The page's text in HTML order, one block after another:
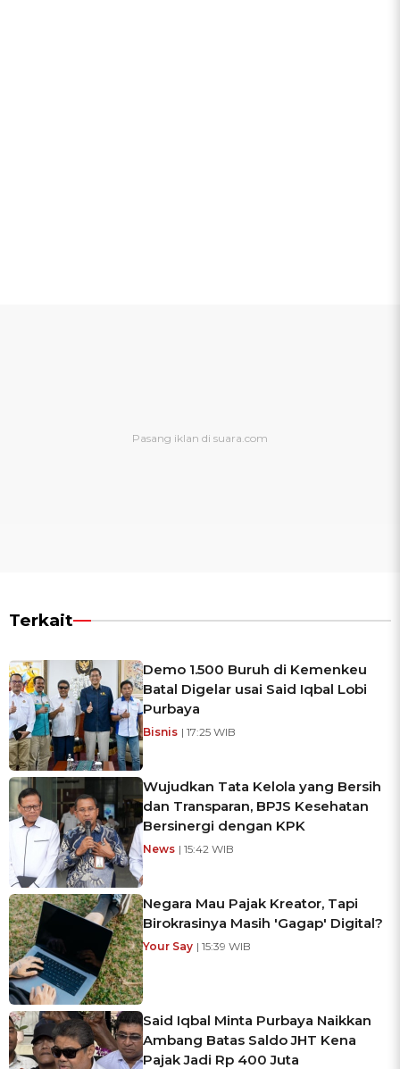
Terkait
Demo 1.500 Buruh di Kemenkeu
Batal Digelar usai Said Iqbal Lobi
Purbaya
Bisnis | 17:25 WIB
Wujudkan Tata Kelola yang Bersih
dan Transparan, BPJS Kesehatan
Bersinergi dengan KPK
News | 15:42 WIB
Negara Mau Pajak Kreator, Tapi
Birokrasinya Masih 'Gagap' Digital?
Your Say | 15:39 WIB
Said Iqbal Minta Purbaya Naikkan
Ambang Batas Saldo JHT Kena
Pajak Jadi Rp 400 Juta